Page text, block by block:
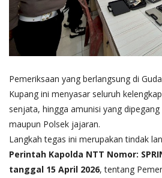
​Pemeriksaan yang berlangsung di
Kupang ini menyasar seluruh
senjata, hingga amunisi yang
maupun Polsek jajaran.
​Langkah tegas ini merupakan tindak
Perintah Kapolda NTT Nomor:
tanggal 15 April 2026, tentang